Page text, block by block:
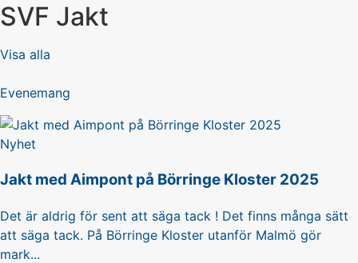
SVF Jakt
Visa alla
Evenemang
Nyhet
Jakt med Aimpont på Börringe Kloster 2025
Det är aldrig för sent att säga tack ! Det finns många sätt
att säga tack. På Börringe Kloster utanför Malmö gör
mark...